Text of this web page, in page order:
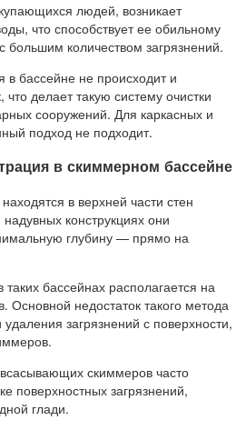
людей, возникает
что способствует ее обильному
большим количеством загрязнений.
в бассейне не происходит и
что делает такую систему очистки
сооружений. Для каркасных и
подход не подходит.
в скиммерном бассейне
в верхней части стен
конструкциях они
глубину — прямо на
бассейнах располагается на
Основной недостаток такого метода
загрязнений с поверхности,
всасывающих скиммеров часто
поверхностных загрязнений,
глади.